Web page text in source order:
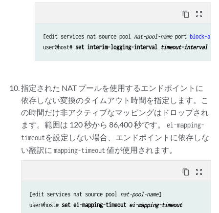
content_copy zoom_out_map
[edit services nat source pool nat-pool-name port block-
user@host# set interim-logging-interval timeout-interval
指定された NAT プールを使用するエンドポイントに
依存しない変換のタイムアウト時間を指定します。こ
の時間だけ非アクティブなマッピングはドロップされ
ます。範囲は 120 秒から 86,400 秒です。ei-mapping-
timeoutを設定しない場合、エンドポイントに依存しな
い翻訳にmapping-timeout値が使用されます。
content_copy zoom_out_map
[edit services nat source pool nat-pool-name]
user@host# set ei-mapping-timeout ei-mapping-timeout